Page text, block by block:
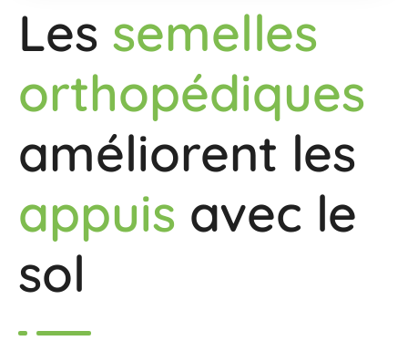
Les semelles
orthopédiques
améliorent les
appuis avec le
sol